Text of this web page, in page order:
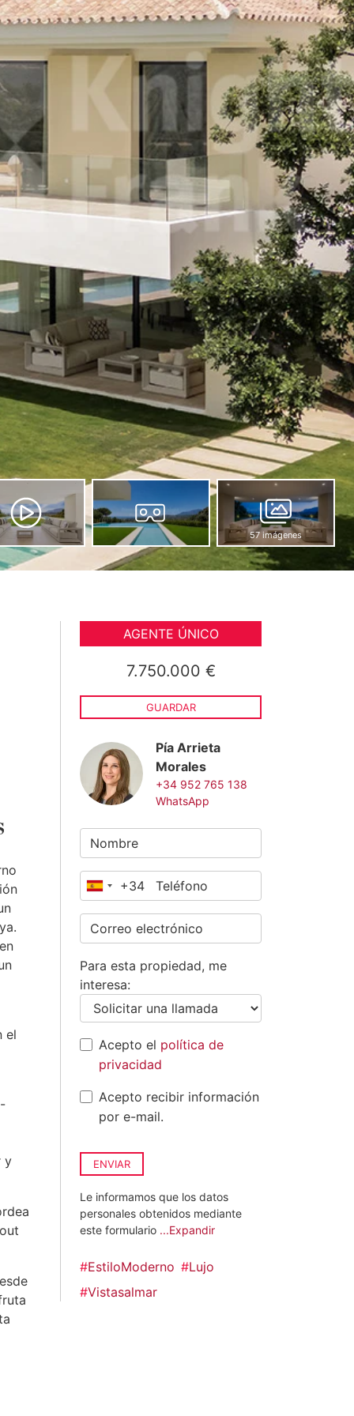
57 imágenes
el
y
AGENTE ÚNICO
7.750.000 €
GUARDAR
Pía Arrieta
Morales
+34 952 765 138
WhatsApp
España
+34
Para esta propiedad, me
interesa:
Acepto el política de
privacidad
Acepto recibir información
por e-mail.
ENVIAR
Le informamos que los datos
personales obtenidos mediante
este formulario ...Expandir
#EstiloModerno #Lujo
#Vistasalmar